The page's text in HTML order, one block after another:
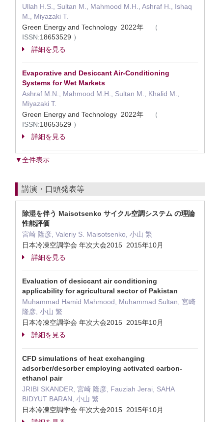
Ullah H.S., Sultan M., Mahmood M.H., Ashraf H., Ishaq
M., Miyazaki T.
Green Energy and Technology 2022年
（
ISSN:18653529 ）
詳細を見る
Evaporative and Desiccant Air-Conditioning
Systems for Wet Markets
Ashraf M.N., Mahmood M.H., Sultan M., Khalid M.,
Miyazaki T.
Green Energy and Technology 2022年
（
ISSN:18653529 ）
詳細を見る
▼全件表示
講演・口頭発表等
除湿を伴う Maisotsenko サイクル空調システム の理論
性能評価
宮崎 隆彦, Valeriy S. Maisotsenko, 小山 繁
日本冷凍空調学会 年次大会2015 2015年10月
詳細を見る
Evaluation of desiccant air conditioning
applicability for agricultural sector of Pakistan
Muhammad Hamid Mahmood, Muhammad Sultan, 宮崎
隆彦, 小山 繁
日本冷凍空調学会 年次大会2015 2015年10月
詳細を見る
CFD simulations of heat exchanging
adsorber/desorber employing activated carbon-
ethanol pair
JRIBI SKANDER, 宮崎 隆彦, Fauziah Jerai, SAHA
BIDYUT BARAN, 小山 繁
日本冷凍空調学会 年次大会2015 2015年10月